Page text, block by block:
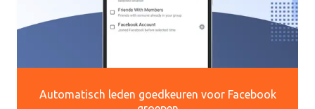
Automatisch leden goedkeuren voor Facebook